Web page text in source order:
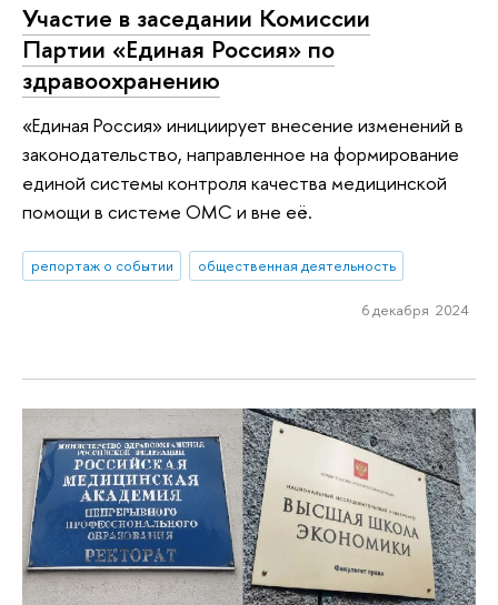
Участие в заседании Комиссии
Партии «Единая Россия» по
здравоохранению
«Единая Россия» инициирует внесение изменений в
законодательство, направленное на формирование
единой системы контроля качества медицинской
помощи в системе ОМС и вне её.
репортаж о событии общественная деятельность
6 декабря 2024